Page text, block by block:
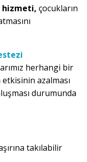
hizmeti, çocukların
herhangi bir
azalması
durumunda
takılabilir